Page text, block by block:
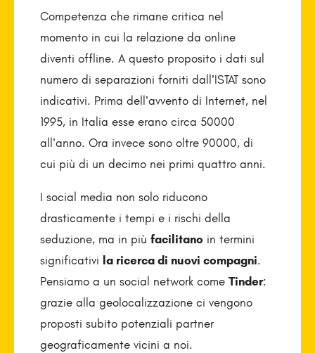
Competenza che rimane critica nel
momento in cui la relazione da online
diventi offline. A questo proposito i dati sul
numero di separazioni forniti dall’ISTAT sono
indicativi. Prima dell’avvento di Internet, nel
1995, in Italia esse erano circa 50000
all’anno. Ora invece sono oltre 90000, di
cui più di un decimo nei primi quattro anni.
I social media non solo riducono
drasticamente i tempi e i rischi della
seduzione, ma in più facilitano in termini
significativi la ricerca di nuovi compagni.
Pensiamo a un social network come Tinder:
grazie alla geolocalizzazione ci vengono
proposti subito potenziali partner
geograficamente vicini a noi.